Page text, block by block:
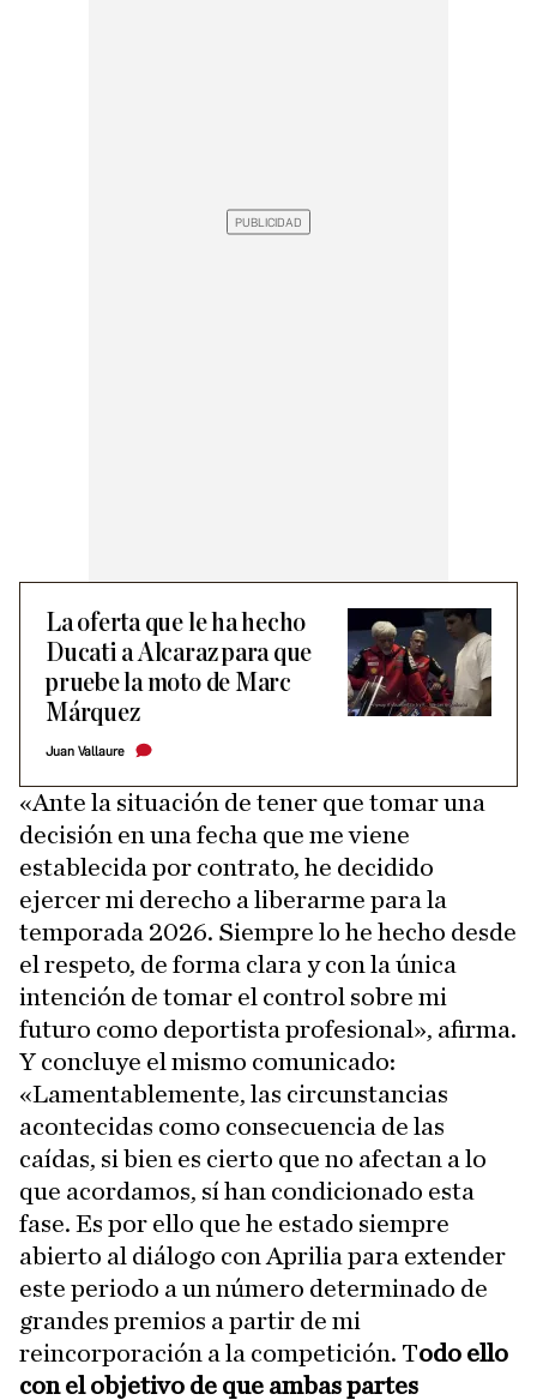
La oferta que le ha hecho
Ducati a Alcaraz para que
pruebe la moto de Marc
Márquez
Juan Vallaure
«Ante la situación de tener que tomar una
decisión en una fecha que me viene
establecida por contrato, he decidido
ejercer mi derecho a liberarme para la
temporada 2026. Siempre lo he hecho desde
el respeto, de forma clara y con la única
intención de tomar el control sobre mi
futuro como deportista profesional», afirma.
Y concluye el mismo comunicado:
«Lamentablemente, las circunstancias
acontecidas como consecuencia de las
caídas, si bien es cierto que no afectan a lo
que acordamos, sí han condicionado esta
fase. Es por ello que he estado siempre
abierto al diálogo con Aprilia para extender
este periodo a un número determinado de
grandes premios a partir de mi
reincorporación a la competición. Todo ello
con el objetivo de que ambas partes